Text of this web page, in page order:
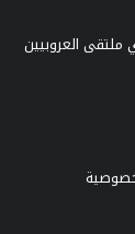
ملتقى العروبيين